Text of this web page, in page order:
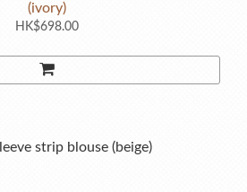
(ivory)
HK$698.00